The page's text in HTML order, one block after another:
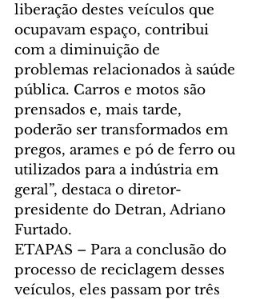
liberação destes veículos que
ocupavam espaço, contribui
com a diminuição de
problemas relacionados à saúde
pública. Carros e motos são
prensados e, mais tarde,
poderão ser transformados em
pregos, arames e pó de ferro ou
utilizados para a indústria em
geral”, destaca o diretor-
presidente do Detran, Adriano
Furtado.
ETAPAS – Para a conclusão do
processo de reciclagem desses
veículos, eles passam por três